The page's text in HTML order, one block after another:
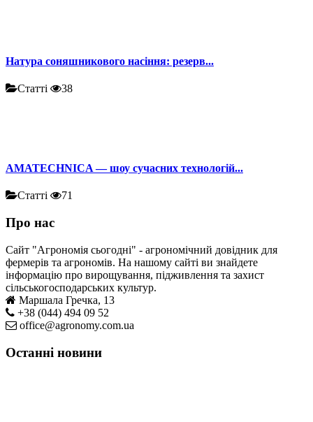
Натура соняшникового насіння: резерв...
Статті 38
AMATECHNICA — шоу сучасних технологій...
Статті 71
Про нас
Сайт "Агрономія сьогодні" - агрономічний довідник для
фермерів та агрономів. На нашому сайті ви знайдете
інформацію про вирощування, підживлення та захист
сільськогосподарських культур.
Маршала Гречка, 13
+38 (044) 494 09 52
office@agronomy.com.ua
Останні новини